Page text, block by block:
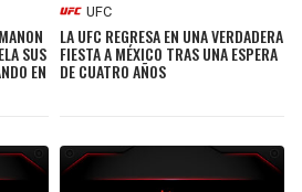
SUS
EN
UFC
LA UFC REGRESA EN UNA VERDADERA
FIESTA A MÉXICO TRAS UNA ESPERA
DE CUATRO AÑOS